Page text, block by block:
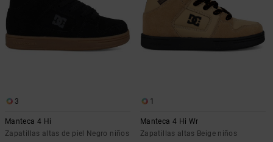
3
Manteca 4 Hi
Zapatillas altas de piel Negro niños
1
Manteca 4 Hi Wr
Zapatillas altas Beige niños